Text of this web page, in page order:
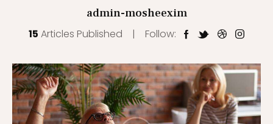
admin-mosheexim
15 Articles Published Follow: